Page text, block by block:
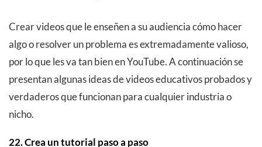
Crear videos que le enseñen a su audiencia cómo hacer
algo o resolver un problema es extremadamente valioso,
por lo que les va tan bien en YouTube. A continuación se
presentan algunas ideas de videos educativos probados y
verdaderos que funcionan para cualquier industria o
nicho.
22. Crea un tutorial paso a paso